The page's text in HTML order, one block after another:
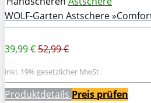
WOLF-Garten Astschere
39,99 €52,99 €
inkl. 19% gesetzlicher MwSt.
Produktdetails Preis prüfen